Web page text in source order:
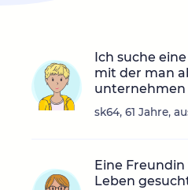
Ich suche
mit der man
unternehmen
sk64, 61 Jahre,
Eine
Leben